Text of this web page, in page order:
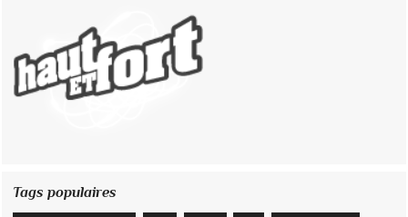
Tags populaires